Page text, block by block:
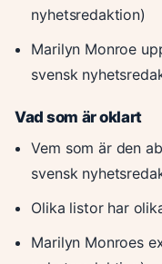
nyhetsredaktion)
Marilyn Monroe
svensk
Vad som är oklart
Vem som är den
svensk
Olika listor har
Marilyn Monroes